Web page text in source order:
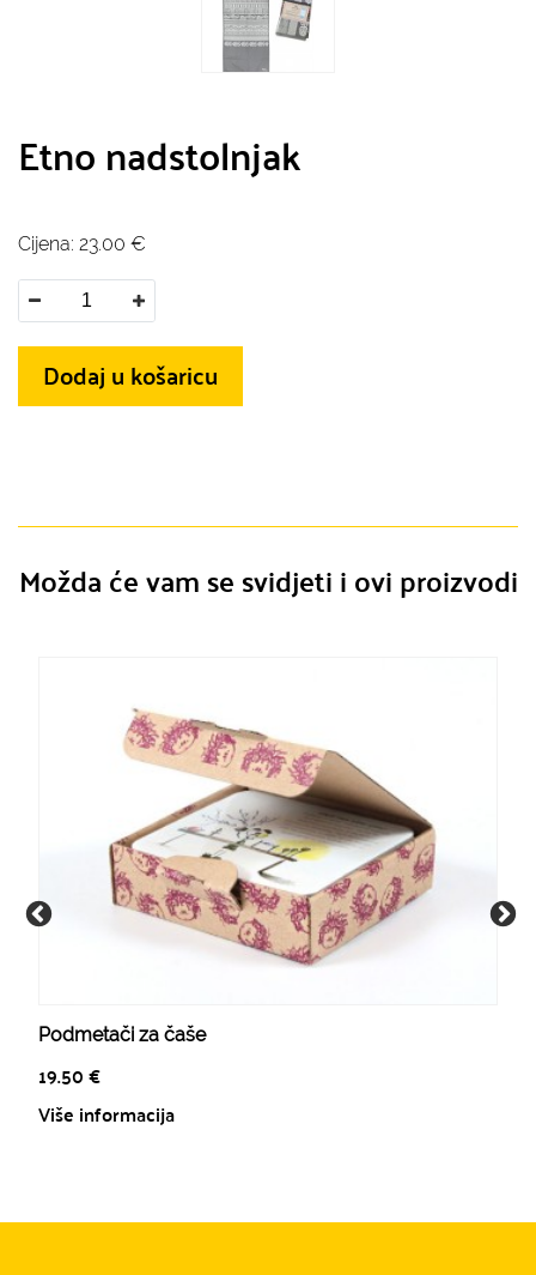
Etno nadstolnjak
Cijena: 23.00 €
Dodaj u košaricu
Možda će vam se svidjeti i ovi proizvodi
Podmetači za čaše
19.50€
Više informacija